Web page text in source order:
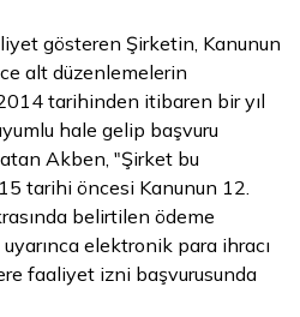
gösteren Şirketin, Kanunun
alt düzenlemelerin
tarihinden itibaren bir yıl
hale gelip başvuru
Akben, "Şirket bu
tarihi öncesi Kanunun 12.
belirtilen ödeme
elektronik para ihracı
faaliyet izni başvurusunda